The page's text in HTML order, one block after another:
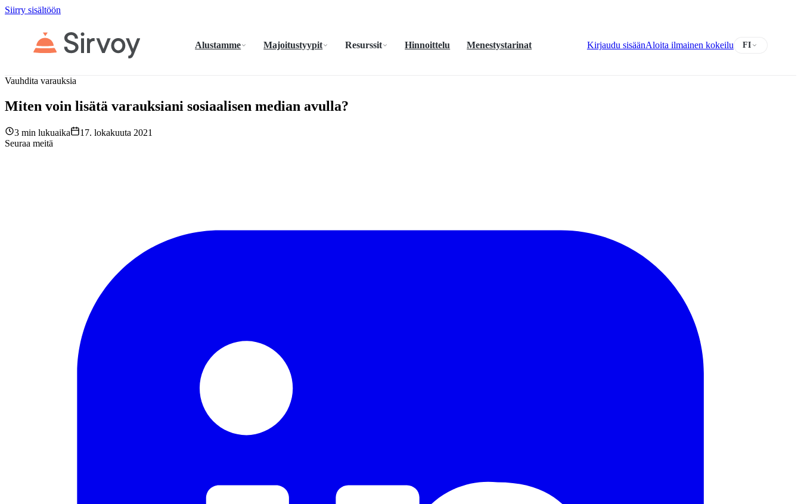
Siirry sisältöön
Alustamme Majoitustyypit Resurssit Hinnoittelu Menestystarinat Kirjaudu sisäänAloita ilmainen kokeilu FI
Vauhdita varauksia
Miten voin lisätä varauksiani sosiaalisen median avulla?
3 min lukuaika
17. lokakuuta 2021
Seuraa meitä